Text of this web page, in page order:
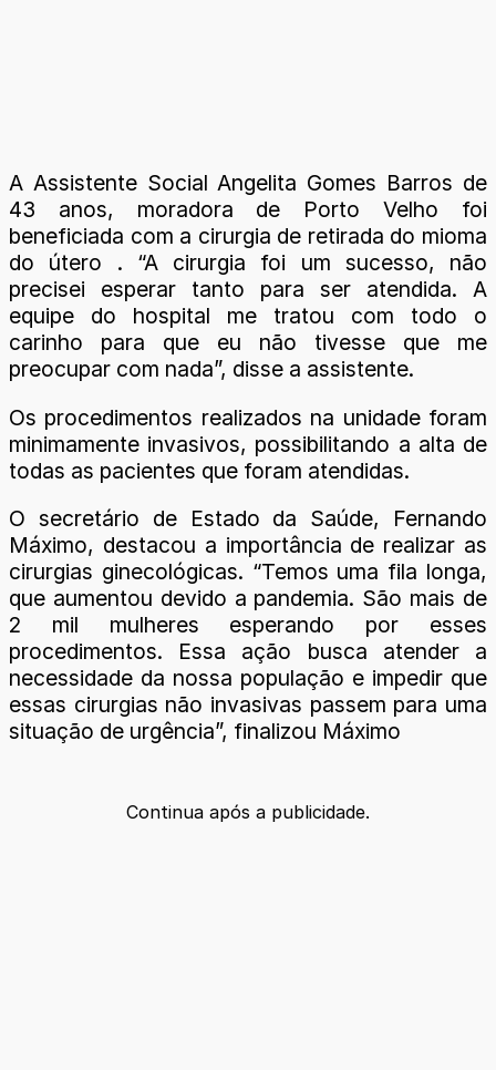
A Assistente Social Angelita Gomes Barros de
43 anos, moradora de Porto Velho foi
beneficiada com a cirurgia de retirada do mioma
do útero . “A cirurgia foi um sucesso, não
precisei esperar tanto para ser atendida. A
equipe do hospital me tratou com todo o
carinho para que eu não tivesse que me
preocupar com nada”, disse a assistente.
Os procedimentos realizados na unidade foram
minimamente invasivos, possibilitando a alta de
todas as pacientes que foram atendidas.
O secretário de Estado da Saúde, Fernando
Máximo, destacou a importância de realizar as
cirurgias ginecológicas. “Temos uma fila longa,
que aumentou devido a pandemia. São mais de
2 mil mulheres esperando por esses
procedimentos. Essa ação busca atender a
necessidade da nossa população e impedir que
essas cirurgias não invasivas passem para uma
situação de urgência”, finalizou Máximo
Continua após a publicidade.